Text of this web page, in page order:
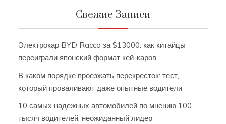
Свежие Записи
Электрокар BYD Racco за $13000: как китайцы
переиграли японский формат кей-каров
В каком порядке проезжать перекресток: тест,
который проваливают даже опытные водители
10 самых надежных автомобилей по мнению 100
тысяч водителей: неожиданный лидер